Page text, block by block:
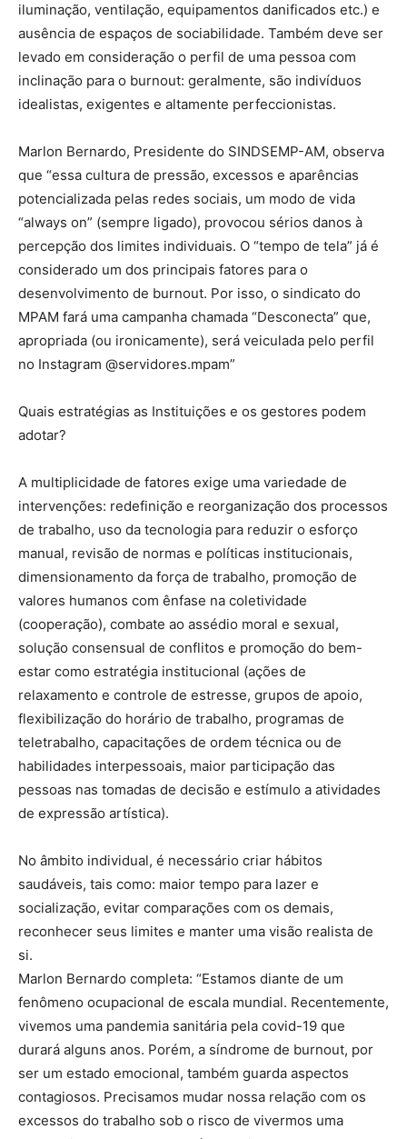
iluminação, ventilação, equipamentos danificados etc.) e
ausência de espaços de sociabilidade. Também deve ser
levado em consideração o perfil de uma pessoa com
inclinação para o burnout: geralmente, são indivíduos
idealistas, exigentes e altamente perfeccionistas.
Marlon Bernardo, Presidente do SINDSEMP-AM, observa
que “essa cultura de pressão, excessos e aparências
potencializada pelas redes sociais, um modo de vida
“always on” (sempre ligado), provocou sérios danos à
percepção dos limites individuais. O “tempo de tela” já é
considerado um dos principais fatores para o
desenvolvimento de burnout. Por isso, o sindicato do
MPAM fará uma campanha chamada “Desconecta” que,
apropriada (ou ironicamente), será veiculada pelo perfil
no Instagram @servidores.mpam”
Quais estratégias as Instituições e os gestores podem
adotar?
A multiplicidade de fatores exige uma variedade de
intervenções: redefinição e reorganização dos processos
de trabalho, uso da tecnologia para reduzir o esforço
manual, revisão de normas e políticas institucionais,
dimensionamento da força de trabalho, promoção de
valores humanos com ênfase na coletividade
(cooperação), combate ao assédio moral e sexual,
solução consensual de conflitos e promoção do bem-
estar como estratégia institucional (ações de
relaxamento e controle de estresse, grupos de apoio,
flexibilização do horário de trabalho, programas de
teletrabalho, capacitações de ordem técnica ou de
habilidades interpessoais, maior participação das
pessoas nas tomadas de decisão e estímulo a atividades
de expressão artística).
No âmbito individual, é necessário criar hábitos
saudáveis, tais como: maior tempo para lazer e
socialização, evitar comparações com os demais,
reconhecer seus limites e manter uma visão realista de
si.
Marlon Bernardo completa: “Estamos diante de um
fenômeno ocupacional de escala mundial. Recentemente,
vivemos uma pandemia sanitária pela covid-19 que
durará alguns anos. Porém, a síndrome de burnout, por
ser um estado emocional, também guarda aspectos
contagiosos. Precisamos mudar nossa relação com os
excessos do trabalho sob o risco de vivermos uma